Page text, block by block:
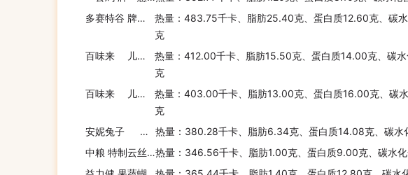
多赛特谷 牌格兰诺拉蜂蜜风味燕麦片
热量：483.75千卡、脂肪25.40克、蛋白质12.60克、碳
克
百味来 儿童菠菜面皮帕玛森奶酪小饺子
热量：412.00千卡、脂肪15.50克、蛋白质14.00克、碳
克
百味来 儿童帕火腿帕玛森奶酪小饺子
热量：403.00千卡、脂肪13.00克、蛋白质16.00克、碳
克
安妮兔子 奶酪卡通伯尼的农场通心粉 热量：380.28千卡、脂肪6.34克、蛋白质14.08克、碳水
中粮 特制云丝挂面热量：346.56千卡、脂肪1.00克、蛋白质9.00克、碳水